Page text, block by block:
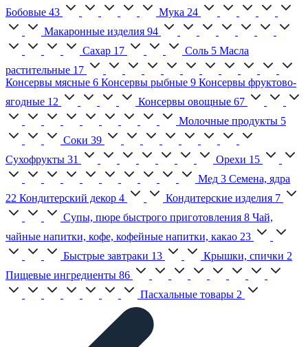
Бобовые 43 Мука 24
Макаронные изделия 94
Сахар 17 Соль 5 Масла
растительные 17
Консервы мясные 6 Консервы рыбные 9 Консервы фруктово-
ягодные 12 Консервы овощные 67
Молочные продукты 5
Соки 39
Сухофрукты 31 Орехи 15
Мед 3 Семена, ядра
22 Кондитерский декор 4 Кондитерские изделия 7
Супы, пюре быстрого приготовления 8 Чай,
чайные напитки, кофе, кофейные напитки, какао 23
Быстрые завтраки 13 Крышки, спички 2
Пищевые ингредиенты 86
Пасхальные товары 2